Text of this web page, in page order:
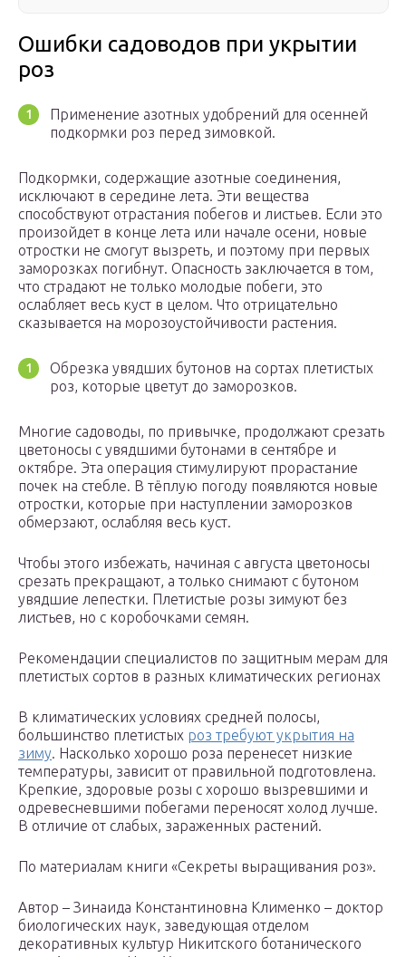
Ошибки садоводов при укрытии
роз
Применение азотных удобрений для осенней
подкормки роз перед зимовкой.
Подкормки, содержащие азотные соединения,
исключают в середине лета. Эти вещества
способствуют отрастания побегов и листьев. Если это
произойдет в конце лета или начале осени, новые
отростки не смогут вызреть, и поэтому при первых
заморозках погибнут. Опасность заключается в том,
что страдают не только молодые побеги, это
ослабляет весь куст в целом. Что отрицательно
сказывается на морозоустойчивости растения.
Обрезка увядших бутонов на сортах плетистых
роз, которые цветут до заморозков.
Многие садоводы, по привычке, продолжают срезать
цветоносы с увядшими бутонами в сентябре и
октябре. Эта операция стимулируют прорастание
почек на стебле. В тёплую погоду появляются новые
отростки, которые при наступлении заморозков
обмерзают, ослабляя весь куст.
Чтобы этого избежать, начиная с августа цветоносы
срезать прекращают, а только снимают с бутоном
увядшие лепестки. Плетистые розы зимуют без
листьев, но с коробочками семян.
Рекомендации специалистов по защитным мерам для
плетистых сортов в разных климатических регионах
В климатических условиях средней полосы,
большинство плетистых роз требуют укрытия на
зиму. Насколько хорошо роза перенесет низкие
температуры, зависит от правильной подготовлена.
Крепкие, здоровые розы с хорошо вызревшими и
одревесневшими побегами переносят холод лучше.
В отличие от слабых, зараженных растений.
По материалам книги «Секреты выращивания роз».
Автор – Зинаида Константиновна Клименко – доктор
биологических наук, заведующая отделом
декоративных культур Никитского ботанического